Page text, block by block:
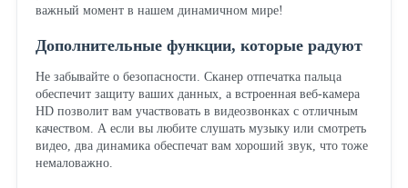
важный момент в нашем динамичном мире!
Дополнительные функции, которые радуют
Не забывайте о безопасности. Сканер отпечатка пальца
обеспечит защиту ваших данных, а встроенная веб-камера
HD позволит вам участвовать в видеозвонках с отличным
качеством. А если вы любите слушать музыку или смотреть
видео, два динамика обеспечат вам хороший звук, что тоже
немаловажно.